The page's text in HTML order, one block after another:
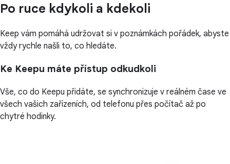
Po ruce kdykoli a kdekoli
Keep vám pomáhá udržovat si v poznámkách pořádek, abyste
vždy rychle našli to, co hledáte.
Ke Keepu máte přístup odkudkoli
Vše, co do Keepu přidáte, se synchronizuje v reálném čase ve
všech vašich zařízeních, od telefonu přes počítač až po
chytré hodinky.